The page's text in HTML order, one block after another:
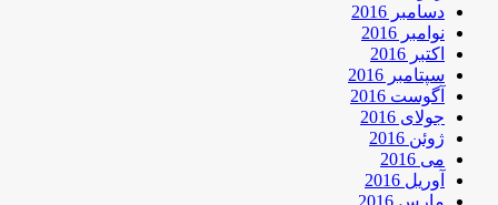
دسامبر 2016
نوامبر 2016
اکتبر 2016
سپتامبر 2016
آگوست 2016
جولای 2016
ژوئن 2016
می 2016
آوریل 2016
مارس 2016